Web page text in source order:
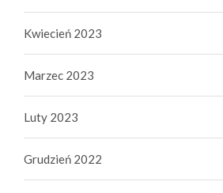
Kwiecień 2023
Marzec 2023
Luty 2023
Grudzień 2022